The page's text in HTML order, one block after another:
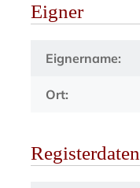
Eigner
Eignername:
Ort:
Registerdaten